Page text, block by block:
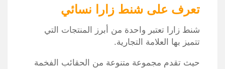
تعرف على شنط زارا نسائي
شنط زارا تعتبر واحدة من أبرز المنتجات التي
تتميز بها العلامة التجارية.
حيث تقدم مجموعة متنوعة من الحقائب الفخمة